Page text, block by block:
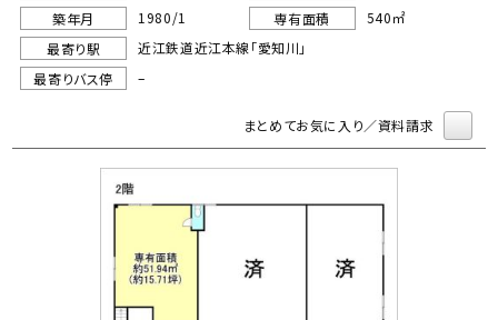
築年月
1980/1 専有面積
540㎡
最寄り駅
近江鉄道近江本線「愛知川」
最寄りバス停
–
まとめてお気に入り／資料請求